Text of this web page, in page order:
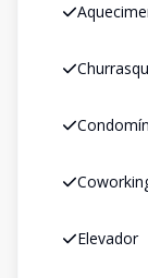
Elevador